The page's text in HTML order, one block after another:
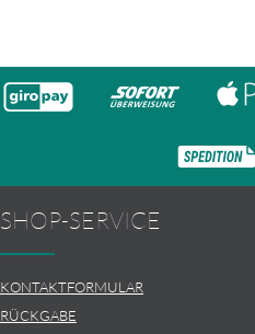
SHOP-SERVICE
KONTAKTFORMULAR
RÜCKGABE